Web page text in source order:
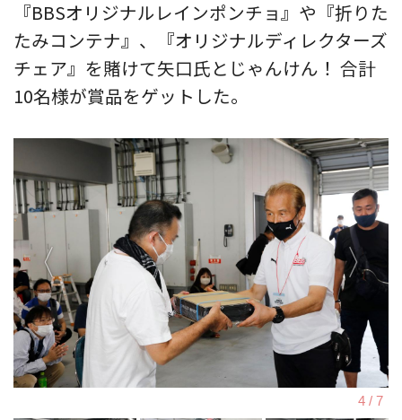
『BBSオリジナルレインポンチョ』や『折りた
たみコンテナ』、『オリジナルディレクターズ
チェア』を賭けて矢口氏とじゃんけん！ 合計
10名様が賞品をゲットした。